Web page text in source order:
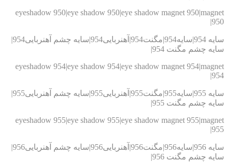
eyeshadow 950|eye shadow 950|eye shadow magnet
سایه 954|سایه954|مگنت954|آهنربایی954|سایه چشم آهنربایی954|
چشم مگنت 954|
eyeshadow 954|eye shadow 954|eye shadow magnet
سایه 955|سایه955|مگنت955|آهنربایی955|سایه چشم آهنربایی955|
چشم مگنت 955|
eyeshadow 955|eye shadow 955|eye shadow magnet
سایه 956|سایه956|مگنت956|آهنربایی956|سایه چشم آهنربایی956|
چشم مگنت 956|